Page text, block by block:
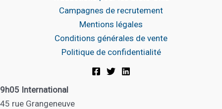
Campagnes de recrutement
Mentions légales
Conditions générales de vente
Politique de confidentialité
9h05 International
45 rue Grangeneuve